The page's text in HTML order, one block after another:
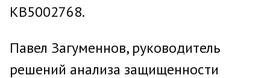
KB5002768.
Павел Загуменнов, руководитель
решений анализа защищенности